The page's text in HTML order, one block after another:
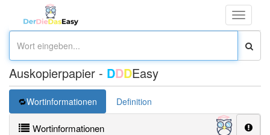
Toggle
Auskopierpapier - DDDEasy
Wortinformationen Definition
Wortinformationen